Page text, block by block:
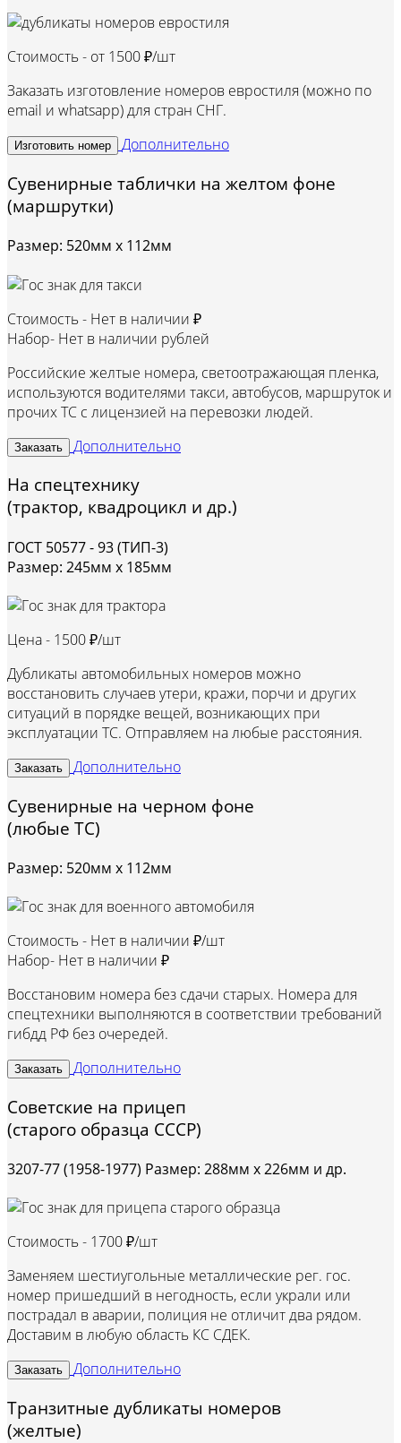
Стоимость - от 1500 ₽/шт
Заказать изготовление номеров евростиля (можно по
email и whatsapp) для стран СНГ.
Изготовить номер Дополнительно
Сувенирные таблички на желтом фоне
(маршрутки)
Размер: 520мм х 112мм
Стоимость - Нет в наличии ₽
Набор- Нет в наличии рублей
Российские желтые номера, светоотражающая пленка,
используются водителями такси, автобусов, маршруток и
прочих ТС с лицензией на перевозки людей.
Заказать Дополнительно
На спецтехнику
(трактор, квадроцикл и др.)
ГОСТ 50577 - 93 (ТИП-3)
Размер: 245мм х 185мм
Цена - 1500 ₽/шт
Дубликаты автомобильных номеров можно
восстановить случаев утери, кражи, порчи и других
ситуаций в порядке вещей, возникающих при
эксплуатации ТС. Отправляем на любые расстояния.
Заказать Дополнительно
Сувенирные на черном фоне
(любые ТС)
Размер: 520мм х 112мм
Стоимость - Нет в наличии ₽/шт
Набор- Нет в наличии ₽
Восстановим номера без сдачи старых. Номера для
спецтехники выполняются в соответствии требований
гибдд РФ без очередей.
Заказать Дополнительно
Советские на прицеп
(старого образца СССР)
3207-77 (1958-1977) Размер: 288мм х 226мм и др.
Стоимость - 1700 ₽/шт
Заменяем шестиугольные металлические рег. гос.
номер пришедший в негодность, если украли или
пострадал в аварии, полиция не отличит два рядом.
Доставим в любую область КС СДЕК.
Заказать Дополнительно
Транзитные дубликаты номеров
(желтые)